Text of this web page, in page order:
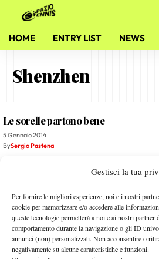
Gestisci la tua
Per fornire le migliori esperienze, noi e i nostri
cookie per memorizzare e/o accedere alle
queste tecnologie permetterà a noi e ai nostri
comportamento durante la navigazione o gli ID
annunci (non) personalizzati. Non acconsentire o
negativamente su alcune caratteristiche e funzioni.
HOME ENTRY LIST NEWS
Shenzhen
Le sorelle partono bene
5 Gennaio 2014
BySergio Pastena
28 Dicembre 2013
Sergio Pastena
Ma è Brisbane o Melbourne?
30 Dicembre 2012